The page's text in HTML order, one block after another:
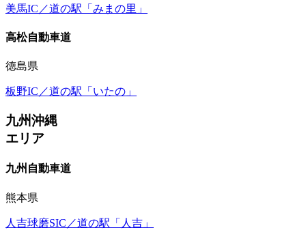
美馬IC／道の駅「みまの里」
高松自動車道
徳島県
板野IC／道の駅「いたの」
九州沖縄
エリア
九州自動車道
熊本県
人吉球磨SIC／道の駅「人吉」